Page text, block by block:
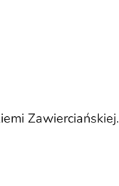
Zawierciańskiej.